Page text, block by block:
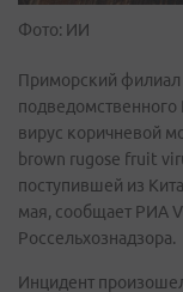
Фото: ИИ
Приморский
подведомственного
вирус коричневой
brown rugose fruit
поступившей из
мая, сообщает РИА
Россельхознадзора.
Инцидент